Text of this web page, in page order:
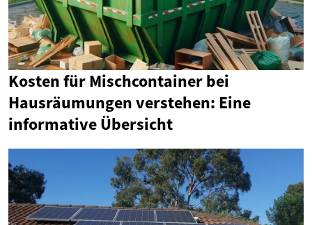
Kosten für Mischcontainer bei
Hausräumungen verstehen: Eine
informative Übersicht